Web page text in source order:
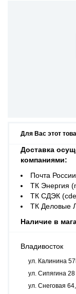
Для Вас этот
Доставка
компаниями:
Почта
ТК Энергия
ТК СДЭК
ТК Деловые
Наличие в
Владивосток
ул. Калинина
ул. Сипягина 28
ул. Снеговая